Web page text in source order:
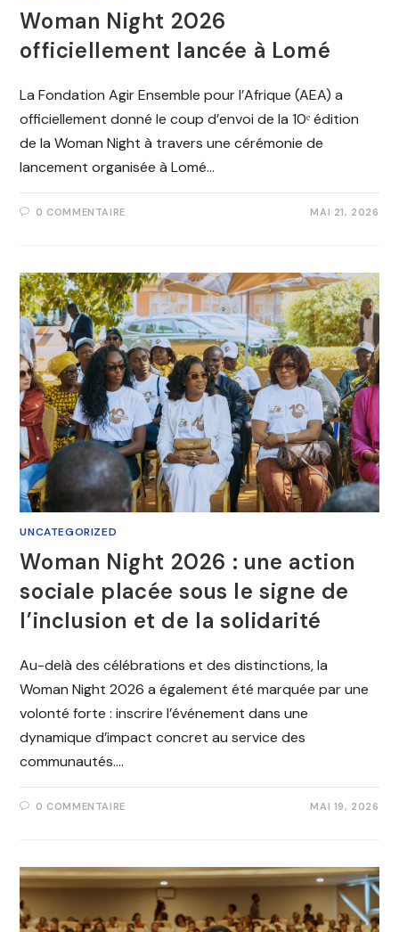
Woman Night 2026
officiellement lancée à Lomé
La Fondation Agir Ensemble pour l’Afrique (AEA) a
officiellement donné le coup d’envoi de la 10ᵉ édition
de la Woman Night à travers une cérémonie de
lancement organisée à Lomé…
0 COMMENTAIRE MAI 21, 2026
UNCATEGORIZED
Woman Night 2026 : une action
sociale placée sous le signe de
l’inclusion et de la solidarité
Au-delà des célébrations et des distinctions, la
Woman Night 2026 a également été marquée par une
volonté forte : inscrire l’événement dans une
dynamique d’impact concret au service des
communautés.…
0 COMMENTAIRE MAI 19, 2026